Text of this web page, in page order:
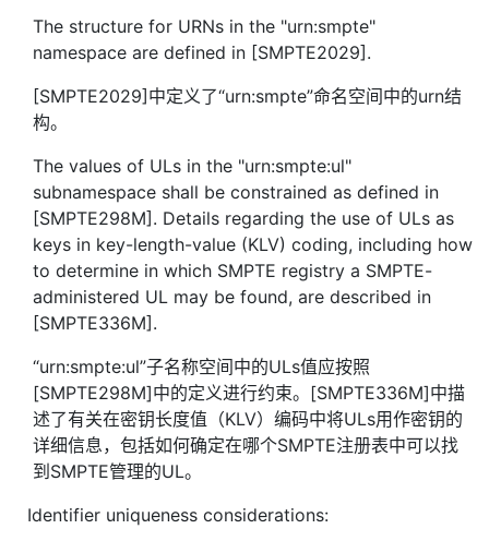
The structure for URNs in the "urn:smpte"
namespace are defined in [SMPTE2029].
[SMPTE2029]中定义了“urn:smpte”命名空间中的urn结
构。
The values of ULs in the "urn:smpte:ul"
subnamespace shall be constrained as defined in
[SMPTE298M]. Details regarding the use of ULs as
keys in key-length-value (KLV) coding, including how
to determine in which SMPTE registry a SMPTE-
administered UL may be found, are described in
[SMPTE336M].
“urn:smpte:ul”子名称空间中的ULs值应按照
[SMPTE298M]中的定义进行约束。[SMPTE336M]中描
述了有关在密钥长度值（KLV）编码中将ULs用作密钥的
详细信息，包括如何确定在哪个SMPTE注册表中可以找
到SMPTE管理的UL。
Identifier uniqueness considerations: